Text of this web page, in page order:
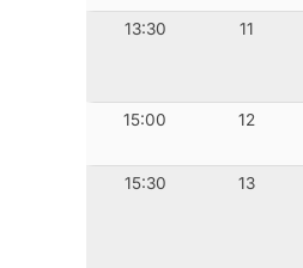
13:30 11
15:00 12
15:30 13